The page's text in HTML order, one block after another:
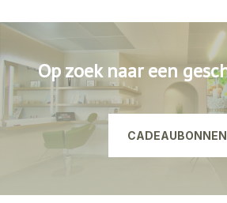
Op zoek naar een
CADEAUBONNEN